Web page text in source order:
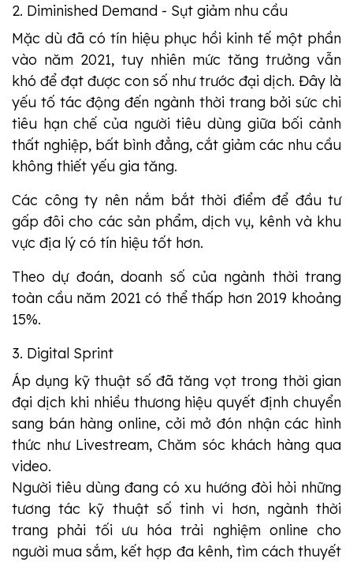
2. Diminished Demand - Sụt giảm nhu cầu
Mặc dù đã có tín hiệu phục hồi kinh tế một phần
vào năm 2021, tuy nhiên mức tăng trưởng vẫn
khó để đạt được con số như trước đại dịch. Đây là
yếu tố tác động đến ngành thời trang bởi sức chi
tiêu hạn chế của người tiêu dùng giữa bối cảnh
thất nghiệp, bất bình đẳng, cắt giảm các nhu cầu
không thiết yếu gia tăng.
Các công ty nên nắm bắt thời điểm để đầu tư
gấp đôi cho các sản phẩm, dịch vụ, kênh và khu
vực địa lý có tín hiệu tốt hơn.
Theo dự đoán, doanh số của ngành thời trang
toàn cầu năm 2021 có thể thấp hơn 2019 khoảng
15%.
3. Digital Sprint
Áp dụng kỹ thuật số đã tăng vọt trong thời gian
đại dịch khi nhiều thương hiệu quyết định chuyển
sang bán hàng online, cởi mở đón nhận các hình
thức như Livestream, Chăm sóc khách hàng qua
video.
Người tiêu dùng đang có xu hướng đòi hỏi những
tương tác kỹ thuật số tinh vi hơn, ngành thời
trang phải tối ưu hóa trải nghiệm online cho
người mua sắm, kết hợp đa kênh, tìm cách thuyết